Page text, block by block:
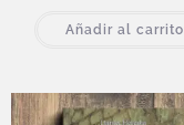
Añadir al carrito